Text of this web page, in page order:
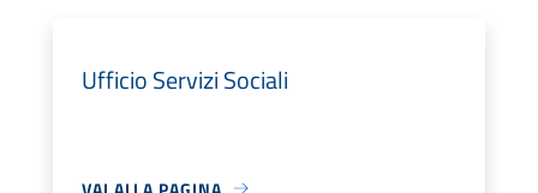
Ufficio Servizi Sociali